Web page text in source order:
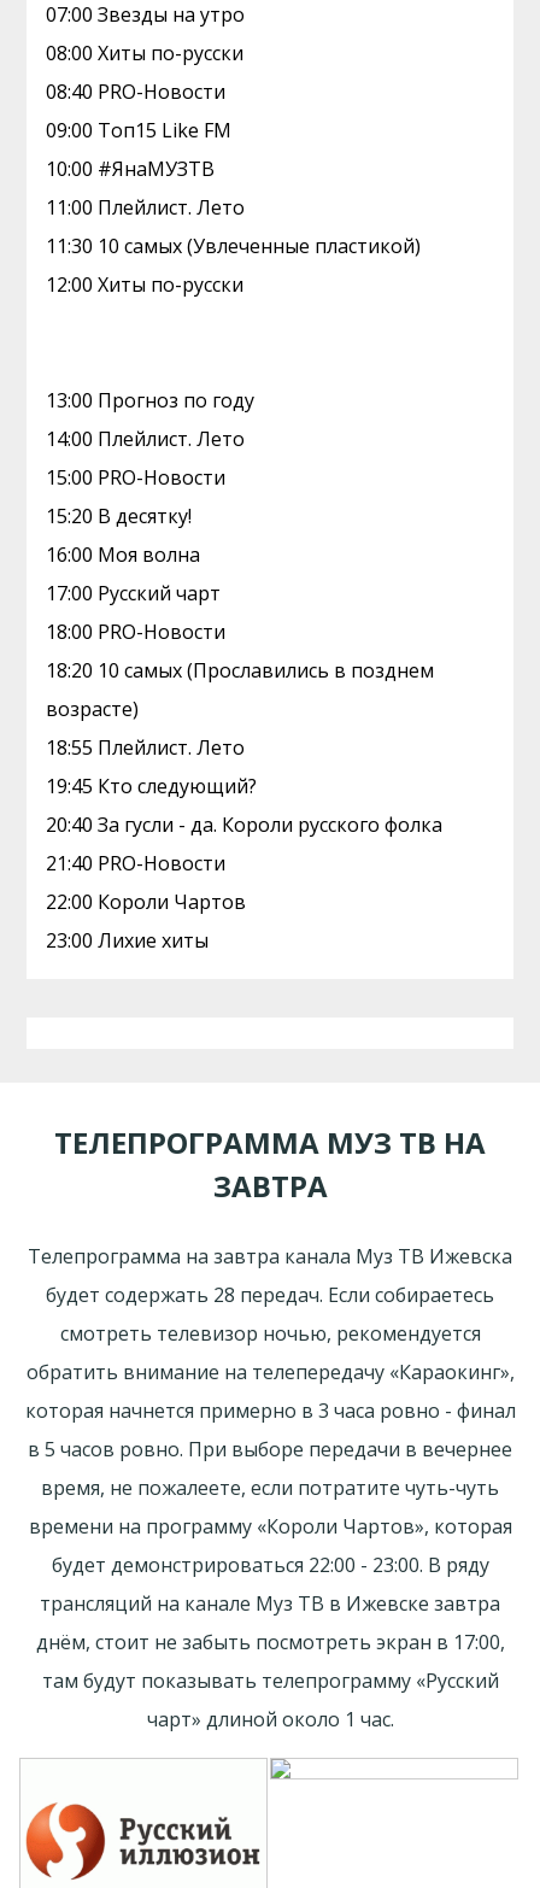
07:00 Звезды на утро
08:00 Хиты по-русски
08:40 PRO-Новости
09:00 Топ15 Like FM
10:00 #ЯнаМУЗТВ
11:00 Плейлист. Лето
11:30 10 самых (Увлеченные пластикой)
12:00 Хиты по-русски
13:00 Прогноз по году
14:00 Плейлист. Лето
15:00 PRO-Новости
15:20 В десятку!
16:00 Моя волна
17:00 Русский чарт
18:00 PRO-Новости
18:20 10 самых (Прославились в позднем
возрасте)
18:55 Плейлист. Лето
19:45 Кто следующий?
20:40 За гусли - да. Короли русского фолка
21:40 PRO-Новости
22:00 Короли Чартов
23:00 Лихие хиты
ТЕЛЕПРОГРАММА МУЗ ТВ НА
ЗАВТРА
Телепрограмма на завтра канала Муз ТВ Ижевска
будет содержать 28 передач. Если собираетесь
смотреть телевизор ночью, рекомендуется
обратить внимание на телепередачу «Караокинг»,
которая начнется примерно в 3 часа ровно - финал
в 5 часов ровно. При выборе передачи в вечернее
время, не пожалеете, если потратите чуть-чуть
времени на программу «Короли Чартов», которая
будет демонстрироваться 22:00 - 23:00. В ряду
трансляций на канале Муз ТВ в Ижевске завтра
днём, стоит не забыть посмотреть экран в 17:00,
там будут показывать телепрограмму «Русский
чарт» длиной около 1 час.